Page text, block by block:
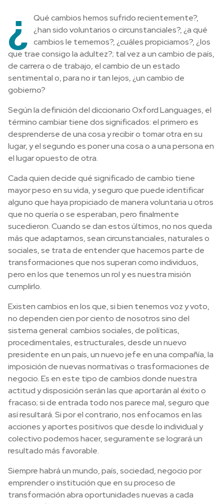
¿
Qué cambios hemos sufrido recientemente?,
¿han sido voluntarios o circunstanciales?, ¿a qué
cambios le tememos?, ¿cuáles propiciamos?, ¿los
que trae consigo la adultez?; tal vez a un cambio de país,
de carrera o de trabajo, el cambio de un estado
sentimental o, para no ir tan lejos, ¿un cambio de
gobierno?
Según la definición del diccionario Oxford Languages, el
término cambiar tiene dos significados: el primero es
desprenderse de una cosa y recibir o tomar otra en su
lugar, y el segundo es poner una cosa o a una persona en
el lugar opuesto de otra.
Cada quien decide qué significado de cambio tiene
mayor peso en su vida, y seguro que puede identificar
alguno que haya propiciado de manera voluntaria u otros
que no quería o se esperaban, pero finalmente
sucedieron. Cuando se dan estos últimos, no nos queda
más que adaptarnos, sean circunstanciales, naturales o
sociales, se trata de entender que hacemos parte de
transformaciones que nos superan como individuos,
pero en los que tenemos un rol y es nuestra misión
cumplirlo.
Existen cambios en los que, si bien tenemos voz y voto,
no dependen cien por ciento de nosotros sino del
sistema general: cambios sociales, de políticas,
procedimentales, estructurales, desde un nuevo
presidente en un país, un nuevo jefe en una compañía, la
imposición de nuevas normativas o trasformaciones de
negocio. Es en este tipo de cambios donde nuestra
actitud y disposición serán las que aportarán al éxito o
fracaso; si de entrada todo nos parece mal, seguro que
así resultará. Si por el contrario, nos enfocamos en las
acciones y aportes positivos que desde lo individual y
colectivo podemos hacer, seguramente se logrará un
resultado más favorable.
Siempre habrá un mundo, país, sociedad, negocio por
emprender o institución que en su proceso de
transformación abra oportunidades nuevas a cada